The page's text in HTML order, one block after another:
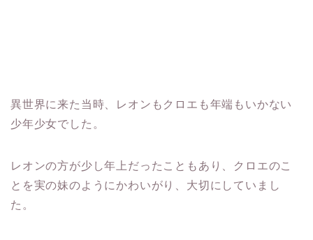
異世界に来た当時、レオンもクロエも年端もいかない
少年少女でした。
レオンの方が少し年上だったこともあり、クロエのこ
とを実の妹のようにかわいがり、大切にしていまし
た。